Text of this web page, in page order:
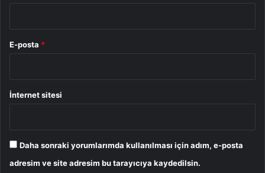
E-posta *
İnternet sitesi
Daha sonraki yorumlarımda kullanılması için adım, e-posta
adresim ve site adresim bu tarayıcıya kaydedilsin.